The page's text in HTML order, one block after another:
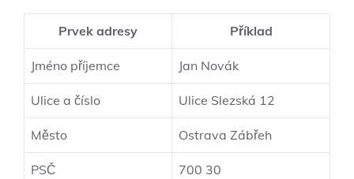
Prvek adresy Příklad
Jméno příjemce Jan Novák
Ulice a číslo Ulice Slezská 12
Město Ostrava Zábřeh
PSČ 700 30